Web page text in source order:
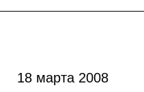
18 марта 2008